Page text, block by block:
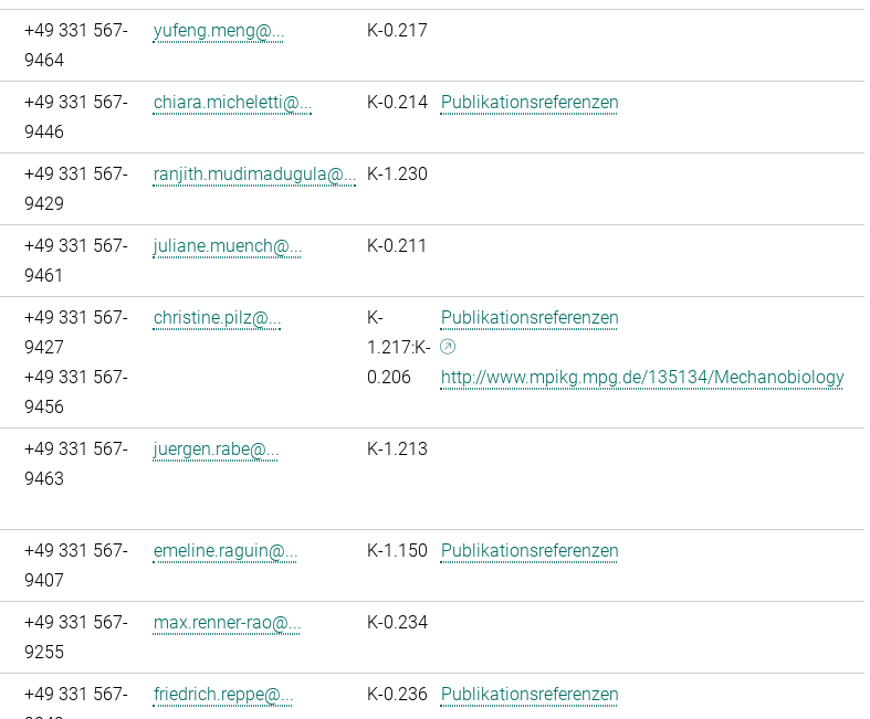
+49 331 567-
9464
yufeng.meng@... K-0.217
+49 331 567-
9446
chiara.micheletti@... K-0.214 Publikationsreferenzen
+49 331 567-
9429
ranjith.mudimadugula@... K-1.230
+49 331 567-
9461
juliane.muench@... K-0.211
+49 331 567-
9427
+49 331 567-
9456
christine.pilz@...
K-
1.217:K-
0.206
Publikationsreferenzen
http://www.mpikg.mpg.de/135134/Mechanobiology
+49 331 567-
9463
juergen.rabe@... K-1.213
+49 331 567-
9407
emeline.raguin@... K-1.150 Publikationsreferenzen
+49 331 567-
9255
max.renner-rao@... K-0.234
+49 331 567-
friedrich.reppe@... K-0.236 Publikationsreferenzen